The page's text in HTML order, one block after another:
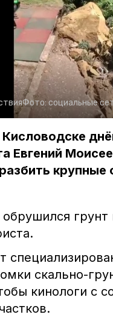
Фото: социальные
Евгений
скально-
кинологи с